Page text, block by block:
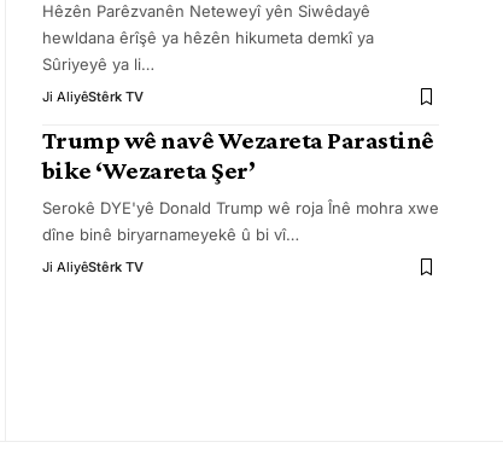
Hêzên Parêzvanên Neteweyî yên Siwêdayê
hewldana êrîşê ya hêzên hikumeta demkî ya
Sûriyeyê ya li…
Ji AliyêStêrk TV
Trump wê navê Wezareta Parastinê
bike ‘Wezareta Şer’
Serokê DYE'yê Donald Trump wê roja Înê mohra xwe
dîne binê biryarnameyekê û bi vî…
Ji AliyêStêrk TV